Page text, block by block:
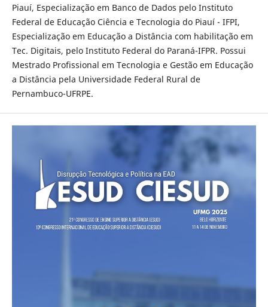
Piauí, Especialização em Banco de Dados pelo Instituto
Federal de Educação Ciência e Tecnologia do Piauí - IFPI,
Especialização em Educação a Distância com habilitação em
Tec. Digitais, pelo Instituto Federal do Paraná-IFPR. Possui
Mestrado Profissional em Tecnologia e Gestão em Educação
a Distância pela Universidade Federal Rural de
Pernambuco-UFRPE.